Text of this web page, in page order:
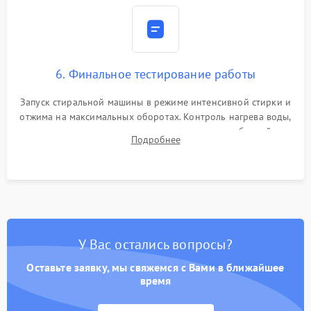
6. Финальное тестирование работы
Запуск стиральной машины в режиме интенсивной стирки и
отжима на максимальных оборотах. Контроль нагрева воды,
корректности слива, отсутствия излишних вибраций,
посторонних стуков и протечек под корпусом.
Подробнее
У Вас остались вопросы?
Оставьте заявку, мы свяжемся с Вами в ближайшее
время